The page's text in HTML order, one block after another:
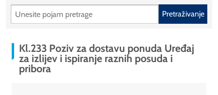
Pretraživanje
Kl.233 Poziv za dostavu ponuda Uređaj
za izlijev i ispiranje raznih posuda i
pribora